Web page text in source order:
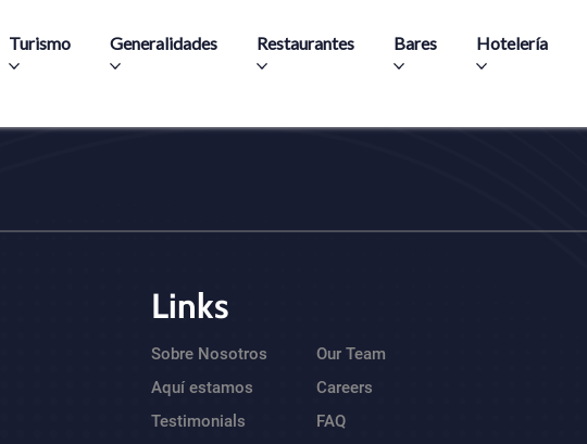
Turismo Generalidades Restaurantes Bares Hotelería
Links
Sobre Nosotros
Aquí estamos
Testimonials
Our Team
Careers
FAQ